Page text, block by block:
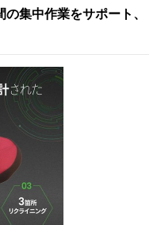
集中作業をサポート、